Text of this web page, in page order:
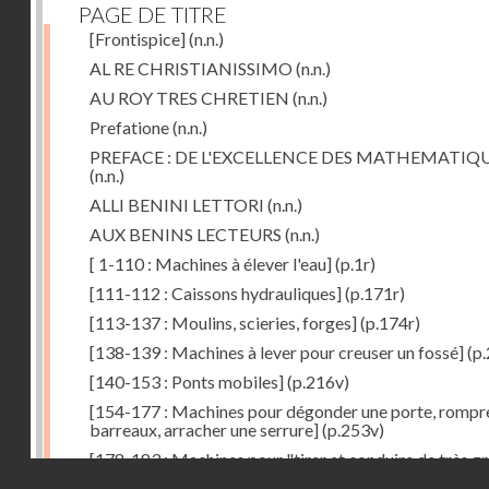
PAGE DE TITRE
[Frontispice](n.n.)
AL RE CHRISTIANISSIMO (n.n.)
AU ROY TRES CHRETIEN (n.n.)
Prefatione(n.n.)
PREFACE : DE L'EXCELLENCE DES
(n.n.)
ALLI BENINI LETTORI (n.n.)
AUX BENINS LECTEURS (n.n.)
[ 1-110 : Machines à élever l'eau](p.1r)
[111-112 : Caissons hydrauliques](p.171r)
[113-137 : Moulins, scieries, forges](p.174r)
[138-139 : Machines à lever pour creuser un fossé]
[140-153 : Ponts mobiles](p.216v)
[154-177 : Machines pour dégonder une porte,
barreaux, arracher une serrure](p.253v)
[178-183 : Machines pour "tirer et conduire de très